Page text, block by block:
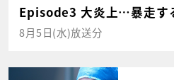
Episode3 大炎上…暴走す
8月5日(水)放送分